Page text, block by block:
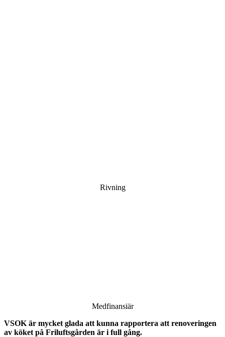
Rivning
Medfinansiär
VSOK är mycket glada att kunna rapportera att renoveringen
av köket på Friluftsgården är i full gång.